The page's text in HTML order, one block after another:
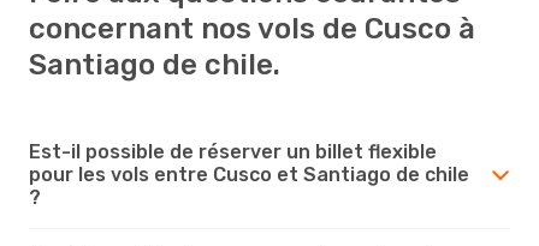
concernant nos vols de Cusco à
Santiago de chile.
Est-il possible de réserver un billet flexible
pour les vols entre Cusco et Santiago de chile
?